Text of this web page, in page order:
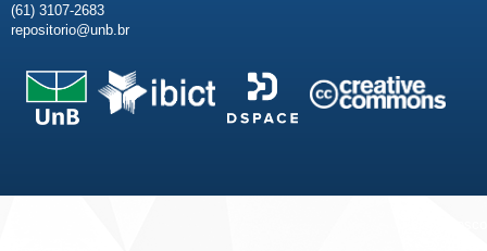
(61) 3107-2683
repositorio@unb.br